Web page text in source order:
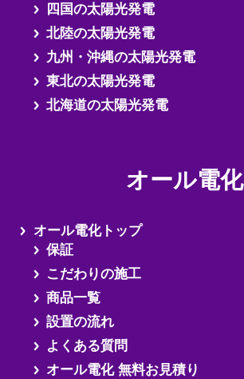
四国の太陽光発電
北陸の太陽光発電
九州・沖縄の太陽光発電
東北の太陽光発電
北海道の太陽光発電
オール電化
オール電化トップ
保証
こだわりの施工
商品一覧
設置の流れ
よくある質問
オール電化 無料お見積り